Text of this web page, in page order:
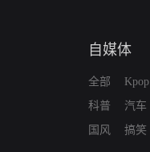
自媒体
全部
科普
国风
Kpop
汽车
搞笑